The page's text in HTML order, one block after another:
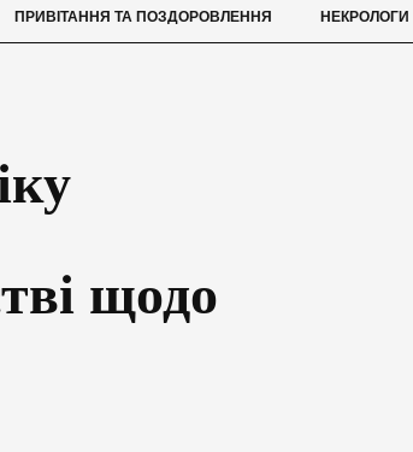
ПРИВІТАННЯ ТА ПОЗДОРОВЛЕННЯ НЕКРОЛОГИ
щодо